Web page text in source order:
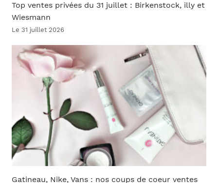
Top ventes privées du 31 juillet : Birkenstock, illy et
Wiesmann
Le 31 juillet 2026
Gatineau, Nike, Vans : nos coups de coeur ventes